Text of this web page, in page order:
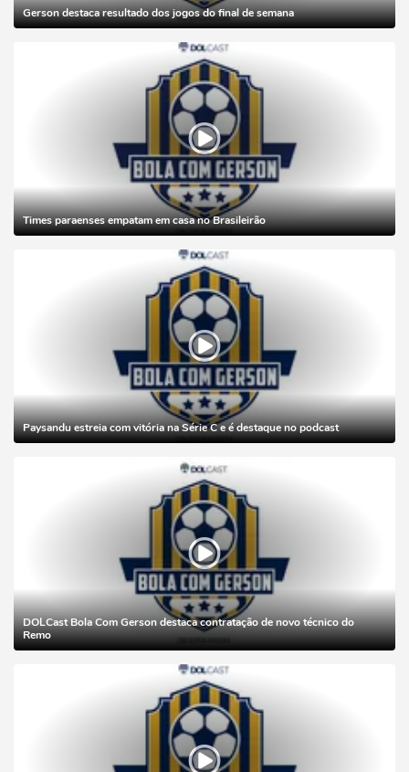
Gerson destaca resultado dos jogos do final de semana
Times paraenses empatam em casa no Brasileirão
Paysandu estreia com vitória na Série C e é destaque no podcast
DOLCast Bola Com Gerson destaca contratação de novo técnico do
Remo